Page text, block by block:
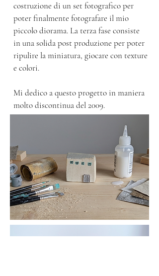
costruzione di un set fotografico per
poter finalmente fotografare il mio
piccolo diorama. La terza fase consiste
in una solida post produzione per poter
ripulire la miniatura, giocare con texture
e colori.
Mi dedico a questo progetto in maniera
molto discontinua del 2009.